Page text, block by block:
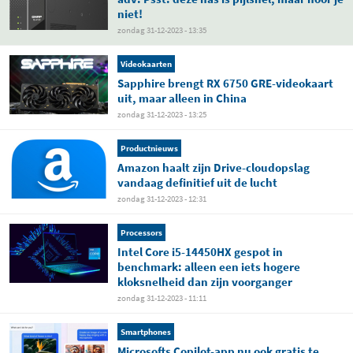
niet!
zondag 31-12-2023 - 13:35
Videokaarten
Sapphire brengt RX 6750 GRE-videokaart
uit, maar alleen in China
zondag 31-12-2023 - 13:25
Productnieuws
Amazon haalt zijn Drive-cloudopslag
vandaag definitief uit de lucht
zondag 31-12-2023 - 12:31
Processors
Intel Core i5-14450HX gespot in
benchmark: alleen een iets hogere
kloksnelheid dan zijn voorganger
zondag 31-12-2023 - 11:11
Smartphones